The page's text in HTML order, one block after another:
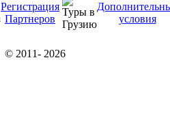
Регистрация
Партнеров
условия
© 2011- 2026